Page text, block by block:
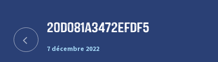
20d081a3472efdf5
7 décembre 2022